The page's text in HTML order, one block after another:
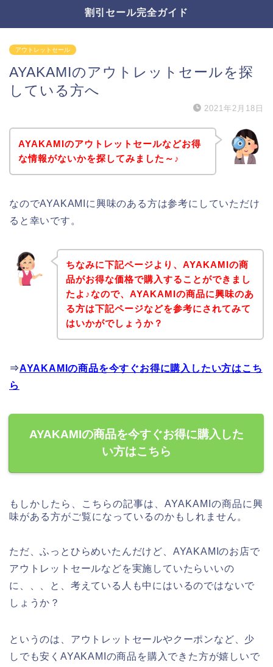
割引セール完全ガイド
アウトレットセール
AYAKAMIのアウトレットセールを探
している方へ
2021年2月18日
AYAKAMIのアウトレットセールなどお得
な情報がないかを探してみました～♪
なのでAYAKAMIに興味のある方は参考にしていただけ
ると幸いです。
ちなみに下記ページより、AYAKAMIの商
品がお得な価格で購入することができまし
たよ♪なので、AYAKAMIの商品に興味のあ
る方は下記ページなどを参考にされてみて
はいかがでしょうか？
⇒AYAKAMIの商品を今すぐお得に購入したい方はこち
ら
AYAKAMIの商品を今すぐお得に購入した
い方はこちら
もしかしたら、こちらの記事は、AYAKAMIの商品に興
味がある方がご覧になっているのかもしれません。
ただ、ふっとひらめいたんだけど、AYAKAMIのお店で
アウトレットセールなどを実施していたらいいの
に、、、と、考えている人も中にはいるのではないで
しょうか？
というのは、アウトレットセールやクーポンなど、少
しでも安くAYAKAMIの商品を購入できた方が嬉しいで